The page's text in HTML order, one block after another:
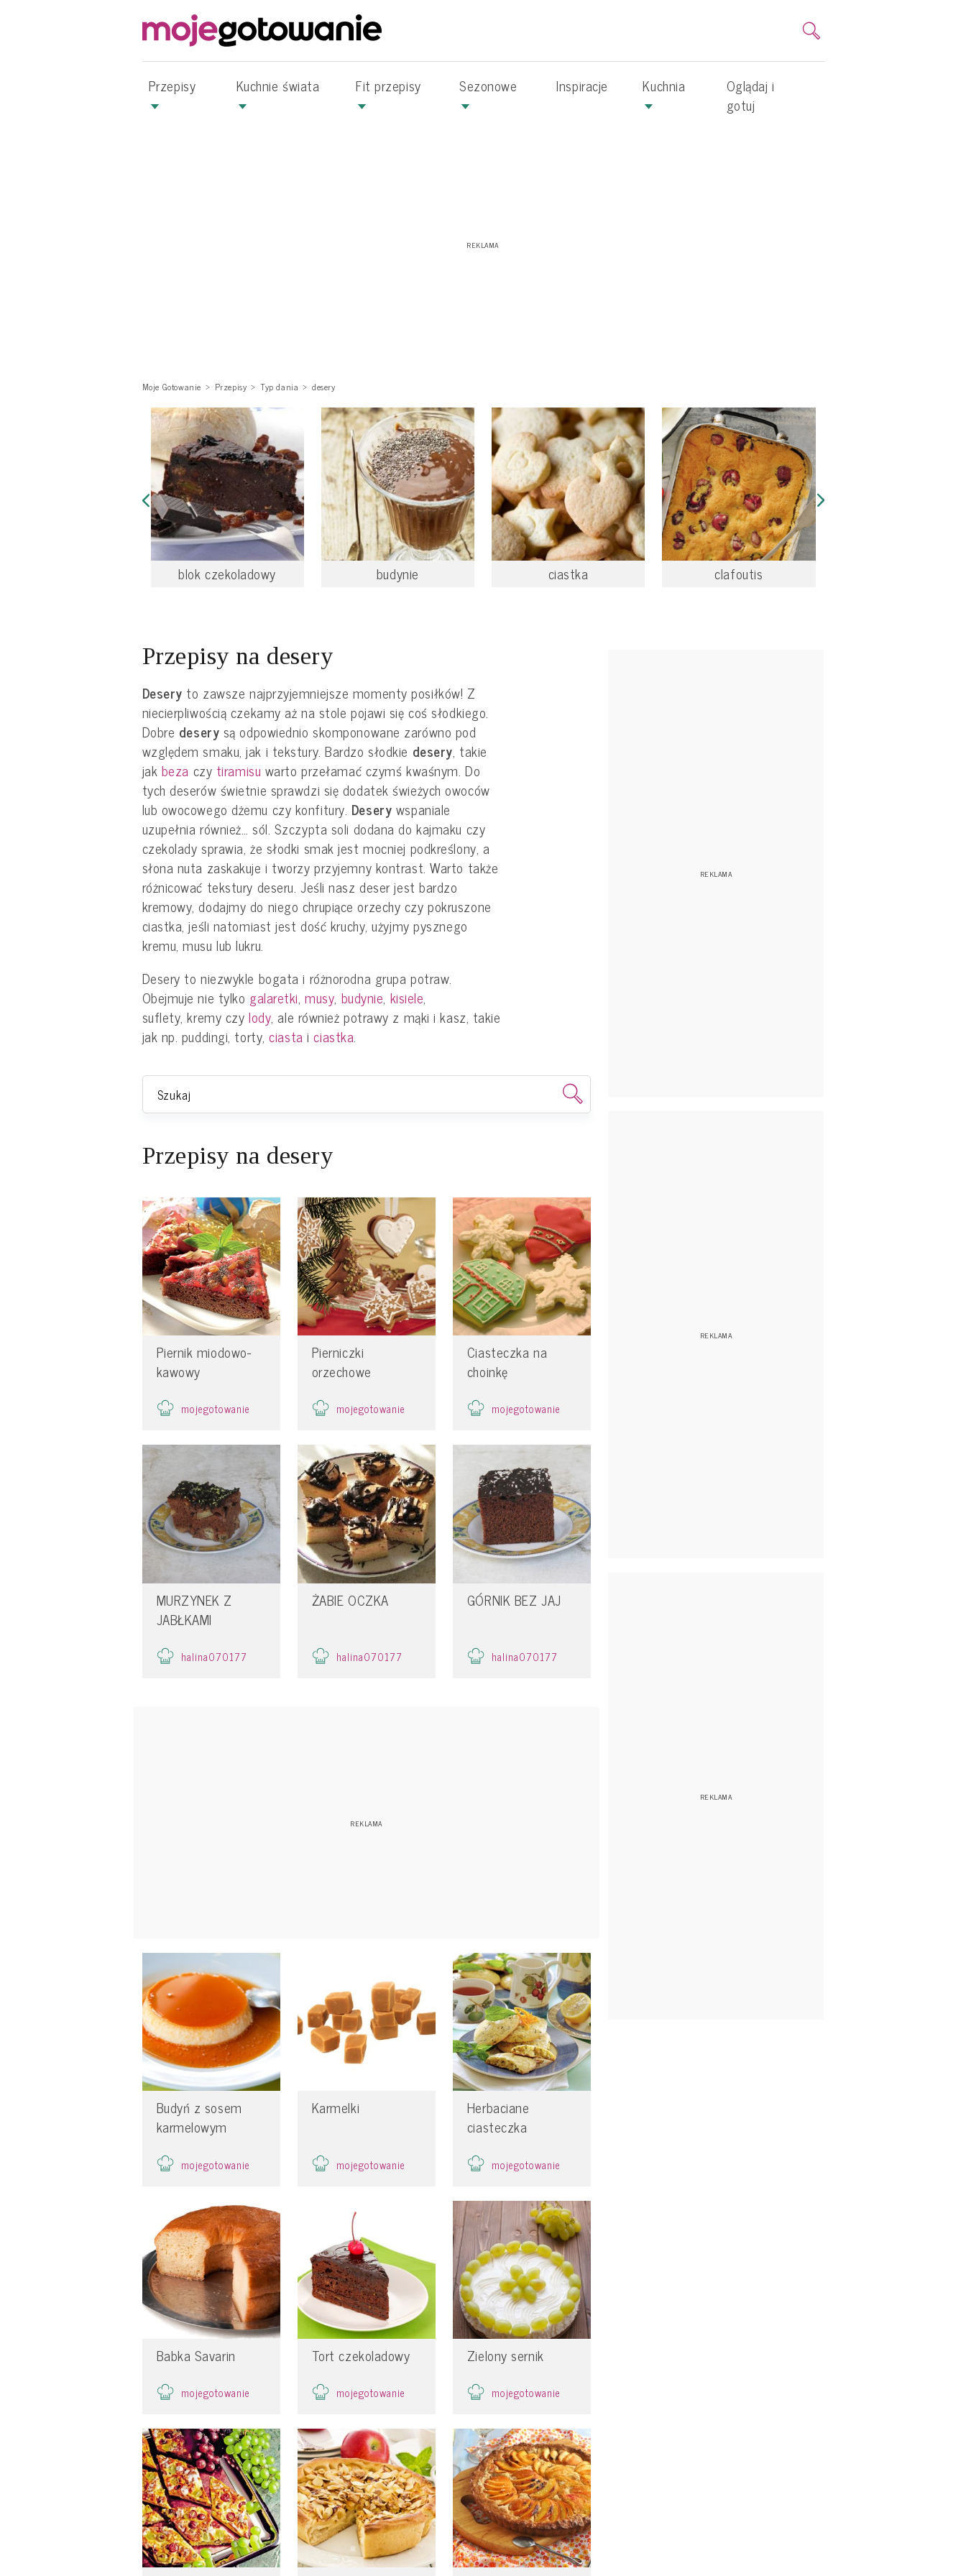
Przepisy Kuchnie świata Fit przepisy Sezonowe Inspiracje Kuchnia
Oglądaj i
gotuj
Moje Gotowanie Przepisy Typ dania desery
blok czekoladowy budynie ciastka clafoutis
Przepisy na desery
Desery to zawsze najprzyjemniejsze momenty posiłków! Z
niecierpliwością czekamy aż na stole pojawi się coś słodkiego.
Dobre desery są odpowiednio skomponowane zarówno pod
względem smaku, jak i tekstury. Bardzo słodkie desery, takie
jak beza czy tiramisu warto przełamać czymś kwaśnym. Do
tych deserów świetnie sprawdzi się dodatek świeżych owoców
lub owocowego dżemu czy konfitury. Desery wspaniale
uzupełnia również… sól. Szczypta soli dodana do kajmaku czy
czekolady sprawia, że słodki smak jest mocniej podkreślony, a
słona nuta zaskakuje i tworzy przyjemny kontrast. Warto także
różnicować tekstury deseru. Jeśli nasz deser jest bardzo
kremowy, dodajmy do niego chrupiące orzechy czy pokruszone
ciastka, jeśli natomiast jest dość kruchy, użyjmy pysznego
kremu, musu lub lukru.
Desery to niezwykle bogata i różnorodna grupa potraw.
Obejmuje nie tylko galaretki,musy, budynie, kisiele,
suflety, kremy czylody, ale również potrawy z mąki i kasz, takie
jak np. puddingi, torty,ciasta iciastka.
Przepisy na desery
Piernik miodowo-
kawowy
mojegotowanie
Pierniczki
orzechowe
mojegotowanie
Ciasteczka na
choinkę
mojegotowanie
MURZYNEK Z
JABŁKAMI
halina070177
ŻABIE OCZKA
halina070177
GÓRNIK BEZ JAJ
halina070177
Budyń z sosem
karmelowym
mojegotowanie
Karmelki
mojegotowanie
Herbaciane
ciasteczka
mojegotowanie
Babka Savarin
mojegotowanie
Tort czekoladowy
mojegotowanie
Zielony sernik
mojegotowanie